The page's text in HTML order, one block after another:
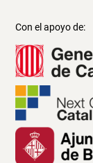
Con el apoyo de: